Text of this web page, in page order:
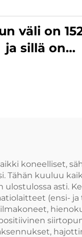
väli on
ja sillä on
tonnia
koneelliset,
kuuluu
asti.
(ensi-